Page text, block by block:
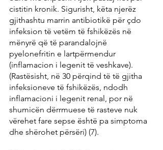
cistitin kronik. Sigurisht, këta njerëz
gjithashtu marrin antibiotikë për çdo
infeksion të vetëm të fshikëzës në
mënyrë që të parandalojnë
pyelonefritin e lartpërmendur
(inflamacion i legenit të veshkave).
(Rastësisht, në 30 përqind të të gjitha
infeksioneve të fshikëzës, ndodh
inflamacioni i legenit renal, por në
shumicën dërrmuese të rasteve nuk
vërehet fare sepse është pa simptoma
dhe shërohet përsëri) (7).